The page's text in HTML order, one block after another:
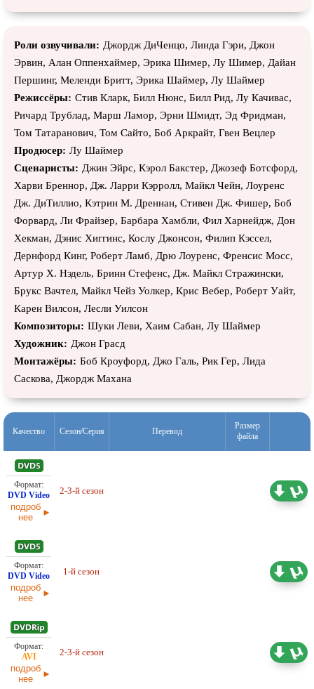
Роли озвучивали: Джордж ДиЧенцо, Линда Гэри, Джон
Эрвин, Алан Оппенхаймер, Эрика Шимер, Лу Шимер, Дайан
Першинг, Меленди Бритт, Эрика Шаймер, Лу Шаймер
Режиссёры: Стив Кларк, Билл Нюнс, Билл Рид, Лу Качивас,
Ричард Трублад, Марш Ламор, Эрни Шмидт, Эд Фридман,
Том Татаранович, Том Сайто, Боб Аркрайт, Гвен Вецлер
Продюсер: Лу Шаймер
Сценаристы: Джин Эйрс, Кэрол Бакстер, Джозеф Ботсфорд,
Харви Бреннор, Дж. Ларри Кэрролл, Майкл Чейн, Лоуренс
Дж. ДиТиллио, Кэтрин М. Дреннан, Стивен Дж. Фишер, Боб
Форвард, Ли Фрайзер, Барбара Хамбли, Фил Харнейдж, Дон
Хекман, Дэнис Хиггинс, Кослу Джонсон, Филип Кэссел,
Дернфорд Кинг, Роберт Ламб, Дрю Лоуренс, Френсис Мосс,
Артур Х. Нэдель, Бринн Стефенс, Дж. Майкл Стражински,
Брукс Вачтел, Майкл Чейз Уолкер, Крис Вебер, Роберт Уайт,
Карен Вилсон, Лесли Уилсон
Композиторы: Шуки Леви, Хаим Сабан, Лу Шаймер
Художник: Джон Грасд
Монтажёры: Боб Кроуфорд, Джо Галь, Рик Гер, Лида
Саскова, Джордж Махана
Качество Сезон/Серия Перевод
Размер
файла
подроб
нее
2-3-й сезон
подроб
нее
1-й сезон
подроб
нее
2-3-й сезон